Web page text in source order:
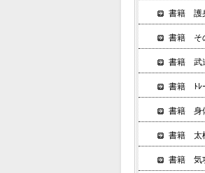
書籍 護
書籍 そ
書籍 武
書籍 ﾄﾚｰ
書籍 身
書籍 太
書籍 気